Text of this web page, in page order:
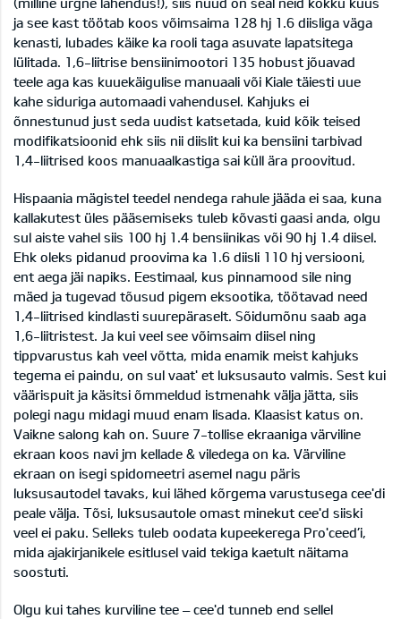
ja see kast töötab koos võimsaima 128 hj 1.6 diisliga väga
kenasti, lubades käike ka rooli taga asuvate lapatsitega
lülitada. 1,6-liitrise bensiinimootori 135 hobust jõuavad
teele aga kas kuuekäigulise manuaali või Kiale täiesti uue
kahe siduriga automaadi vahendusel. Kahjuks ei
õnnestunud just seda uudist katsetada, kuid kõik teised
modifikatsioonid ehk siis nii diislit kui ka bensiini tarbivad
1,4-liitrised koos manuaalkastiga sai küll ära proovitud.
Hispaania mägistel teedel nendega rahule jääda ei saa, kuna
kallakutest üles pääsemiseks tuleb kõvasti gaasi anda, olgu
sul aiste vahel siis 100 hj 1.4 bensiinikas või 90 hj 1.4 diisel.
Ehk oleks pidanud proovima ka 1.6 diisli 110 hj versiooni,
ent aega jäi napiks. Eestimaal, kus pinnamood sile ning
mäed ja tugevad tõusud pigem eksootika, töötavad need
1,4-liitrised kindlasti suurepäraselt. Sõidumõnu saab aga
1,6-liitristest. Ja kui veel see võimsaim diisel ning
tippvarustus kah veel võtta, mida enamik meist kahjuks
tegema ei paindu, on sul vaat' et luksusauto valmis. Sest kui
väärispuit ja käsitsi õmmeldud istmenahk välja jätta, siis
polegi nagu midagi muud enam lisada. Klaasist katus on.
Vaikne salong kah on. Suure 7-tollise ekraaniga värviline
ekraan koos navi jm kellade & viledega on ka. Värviline
ekraan on isegi spidomeetri asemel nagu päris
luksusautodel tavaks, kui lähed kõrgema varustusega cee'di
peale välja. Tõsi, luksusautole omast minekut cee'd siiski
veel ei paku. Selleks tuleb oodata kupeekerega Pro'ceed’i,
mida ajakirjanikele esitlusel vaid tekiga kaetult näitama
soostuti.
Olgu kui tahes kurviline tee – cee'd tunneb end sellel